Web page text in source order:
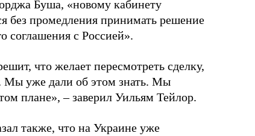
Буша, «новому кабинету
без промедления принимать решение
соглашения с Россией».
что желает пересмотреть сделку,
Мы уже дали об этом знать. Мы
плане», – заверил Уильям Тейлор.
также, что на Украине уже